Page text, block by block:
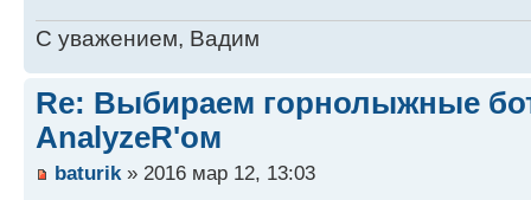
С уважением, Вадим
Re: Выбираем горнолыжные
AnalyzeR'ом
baturik » 2016 мар 12, 13:03